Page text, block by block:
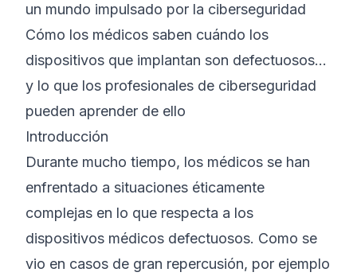
© 2026 Bootcamp de Ciberseguridad 8200
un mundo impulsado por la ciberseguridad
Cómo los médicos saben cuándo los
dispositivos que implantan son defectuosos…
y lo que los profesionales de ciberseguridad
pueden aprender de ello
Introducción
Durante mucho tiempo, los médicos se han
enfrentado a situaciones éticamente
complejas en lo que respecta a los
dispositivos médicos defectuosos. Como se
vio en casos de gran repercusión, por ejemplo